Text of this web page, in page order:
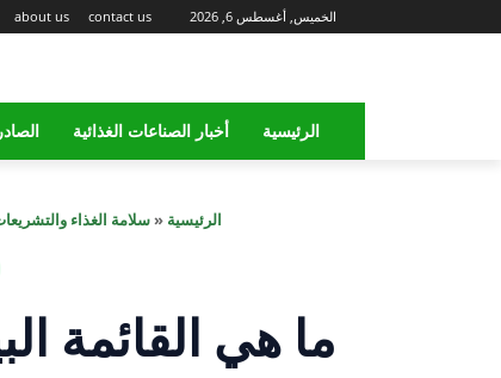
الخميس, أغسطس 6, 2026 about us contact us
الرئيسية أخبار الصناعات الغذائية
الرئيسية «سلامة الغذاء
ما هي القائمة